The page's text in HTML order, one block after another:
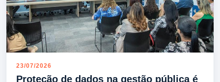
23/07/2026
Proteção de dados na gestão pública é